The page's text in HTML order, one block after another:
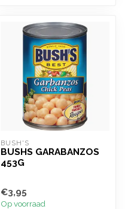
BUSH'S
BUSHS GARABANZOS
453G
€3,95
Op voorraad